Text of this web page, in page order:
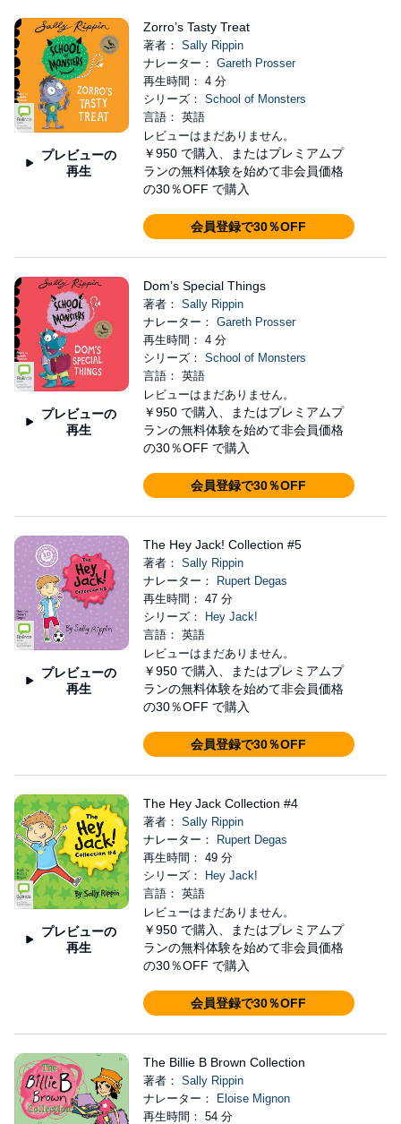
プレビューの
再生
Zorro’s Tasty Treat
著者： Sally Rippin
ナレーター： Gareth Prosser
再生時間： 4 分
シリーズ： School of Monsters
言語： 英語
レビューはまだありません。
￥950 で購入、またはプレミアムプ
ランの無料体験を始めて非会員価格
の30％OFF で購入
会員登録で30％OFF
プレビューの
再生
Dom’s Special Things
著者： Sally Rippin
ナレーター： Gareth Prosser
再生時間： 4 分
シリーズ： School of Monsters
言語： 英語
レビューはまだありません。
￥950 で購入、またはプレミアムプ
ランの無料体験を始めて非会員価格
の30％OFF で購入
会員登録で30％OFF
プレビューの
再生
The Hey Jack! Collection #5
著者： Sally Rippin
ナレーター：
Rupert Degas
再生時間： 47 分
シリーズ：
Hey Jack!
言語： 英語
レビューはまだありません。
￥950 で購入、またはプレミアムプ
ランの無料体験を始めて非会員価格
の30％OFF で購入
会員登録で30％OFF
プレビューの
再生
The Hey Jack Collection #4
著者： Sally Rippin
ナレーター：
Rupert Degas
再生時間： 49 分
シリーズ：
Hey Jack!
言語： 英語
レビューはまだありません。
￥950 で購入、またはプレミアムプ
ランの無料体験を始めて非会員価格
の30％OFF で購入
会員登録で30％OFF
The Billie B Brown Collection
著者： Sally Rippin
ナレーター：
Eloise Mignon
再生時間： 54 分